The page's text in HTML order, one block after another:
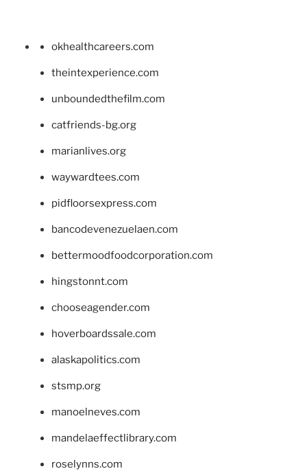
okhealthcareers.com
theintexperience.com
unboundedthefilm.com
catfriends-bg.org
marianlives.org
waywardtees.com
pidfloorsexpress.com
bancodevenezuelaen.com
bettermoodfoodcorporation.com
hingstonnt.com
chooseagender.com
hoverboardssale.com
alaskapolitics.com
stsmp.org
manoelneves.com
mandelaeffectlibrary.com
roselynns.com